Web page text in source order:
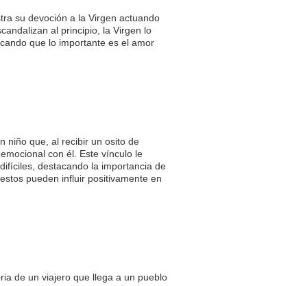
su devoción a la Virgen actuando
al principio, la Virgen lo
que lo importante es el amor
niño que, al recibir un osito de
con él. Este vínculo le
destacando la importancia de
pueden influir positivamente en
de un viajero que llega a un pueblo